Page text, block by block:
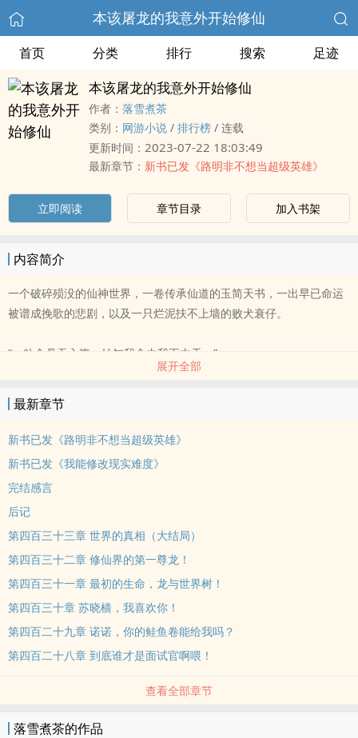
本该屠龙的我意外开始修仙
首页 分类 排行 搜索 足迹
本该屠龙的我意外开始修仙
作者： 落雪煮茶
类别： 网游小说 / 排行榜 / 连载
更新时间： 2023-07-22 18:03:49
最新章节： 新书已发《路明非不想当超级英雄》
立即阅读 章节目录 加入书架
内容简介
一个破碎殒没的仙神世界，一卷传承仙道的玉简天书，一出早已命运
被谱成挽歌的悲剧，以及一只烂泥扶不上墙的败犬衰仔。
“一粒金丹吞入腹，始知我命由我不由天。”
荡翻卷。
“我亲爱的弟弟，你感动吗?”
那一刻，路鸣泽真的很想薅住命运的领子，贴在它的脸上质问一句。
展开全部
最新章节
新书已发《路明非不想当超级英雄》
新书已发《我能修改现实难度》
完结感言
后记
第四百三十三章 世界的真相（大结局）
第四百三十二章 修仙界的第一尊龙！
第四百三十一章 最初的生命，龙与世界树！
第四百三十章 苏晓樯，我喜欢你！
第四百二十九章 诺诺，你的鲑鱼卷能给我吗？
第四百二十八章 到底谁才是面试官啊喂！
查看全部章节
落雪煮茶的作品